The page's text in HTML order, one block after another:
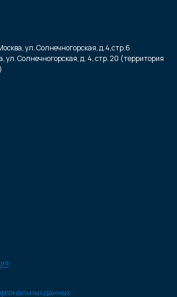
ул. Солнечногорская, д.4,стр.6
ул. Солнечногорская, д. 4, стр. 20 (территория
данных